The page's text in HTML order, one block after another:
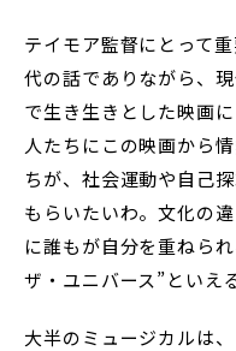
テイモア監督にとって
代の話でありながら、
で生き生きとした映画
人たちにこの映画から
ちが、社会運動や自己
もらいたいわ。文化の
に誰もが自分を重ねら
ザ・ユニバース”といえ
大半のミュージカルは